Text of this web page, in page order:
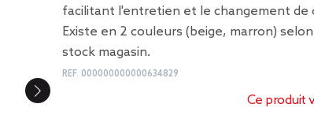
facilitant l'entretien et le changement de
Existe en 2 couleurs (beige, marron)
stock magasin.
REF. 000000000000634829
Ce produit